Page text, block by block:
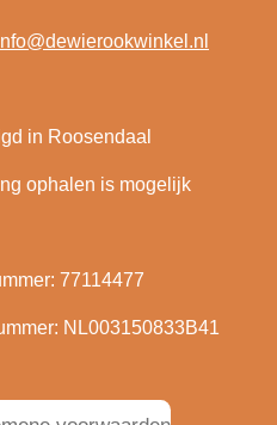
Info@dewierookwinkel.nl
in Roosendaal
ophalen is mogelijk
77114477
NL003150833B41